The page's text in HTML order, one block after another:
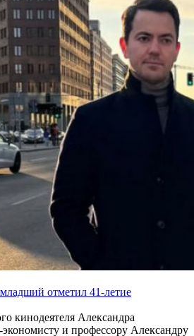
отметил 41-летие
кинодеятеля Александра
и профессору Александру